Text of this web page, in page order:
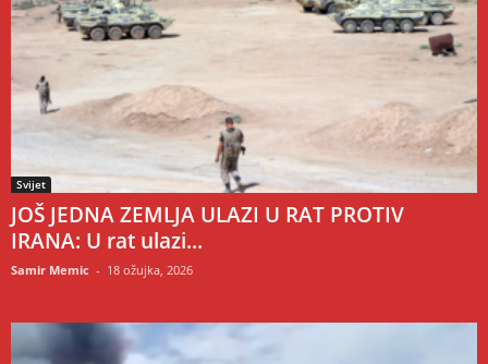
Svijet
JOŠ JEDNA ZEMLJA ULAZI U RAT PROTIV
IRANA: U rat ulazi...
Samir Memic - 18 ožujka, 2026